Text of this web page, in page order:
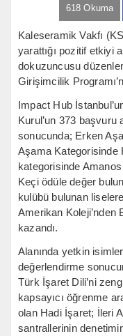
618 Okuma
Kaleseramik Vakfı
yarattığı pozitif etkiyi
dokuzuncusu
Girişimcilik
Impact Hub
Kurul’un 373 başvuru
sonucunda; Erken
Aşama Kategorisinde
kategorisinde
Keçi ödüle değer
kulübü bulunan
Amerikan Koleji’nden
kazandı.
Alanında yetkin
değerlendirme
Türk İşaret Dili’ni
kapsayıcı öğrenme
olan Hadi İşaret; İleri
santrallerinin